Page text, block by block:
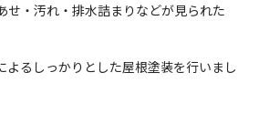
せ・汚れ・排水詰まりなどが見られた
よるしっかりとした屋根塗装を行いまし